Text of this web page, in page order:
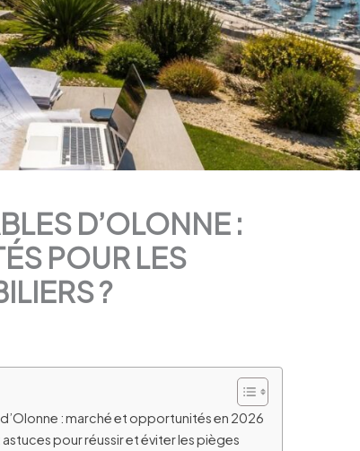
D’OLONNE :
POUR LES
?
: marché et opportunités en 2026
pour réussir et éviter les pièges